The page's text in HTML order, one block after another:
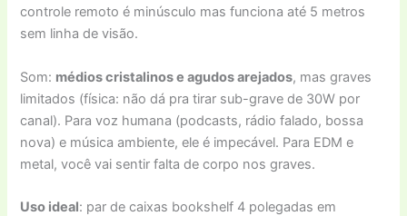
controle remoto é minúsculo mas funciona até 5 metros
sem linha de visão.
Som: médios cristalinos e agudos arejados, mas graves
limitados (física: não dá pra tirar sub-grave de 30W por
canal). Para voz humana (podcasts, rádio falado, bossa
nova) e música ambiente, ele é impecável. Para EDM e
metal, você vai sentir falta de corpo nos graves.
Uso ideal: par de caixas bookshelf 4 polegadas em